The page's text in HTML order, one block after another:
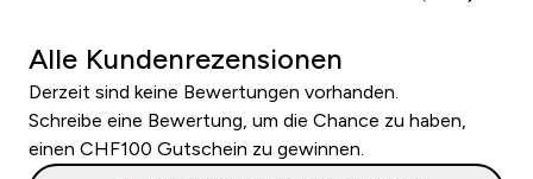
Alle Kundenrezensionen
Derzeit sind keine Bewertungen vorhanden.
Schreibe eine Bewertung, um die Chance zu haben,
einen CHF100 Gutschein zu gewinnen.